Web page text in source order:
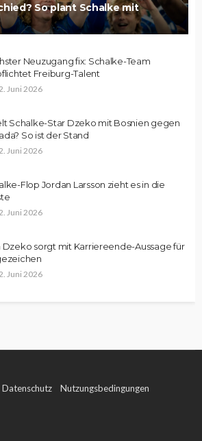
So plant Schalke mit
Neuzugang fix: Schalke-Team
Freiburg-Talent
Juni 2026
Schalke-Star Dzeko mit Bosnien gegen
So ist der Stand
Juni 2026
Flop Jordan Larsson zieht es in die
Juni 2026
Dzeko sorgt mit Karriereende-Aussage für
Juni 2026
Datenschutz Nutzungsbedingungen